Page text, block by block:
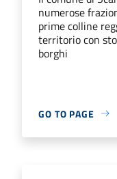
numerose
prime colline
territorio con
borghi
GO TO PAGE